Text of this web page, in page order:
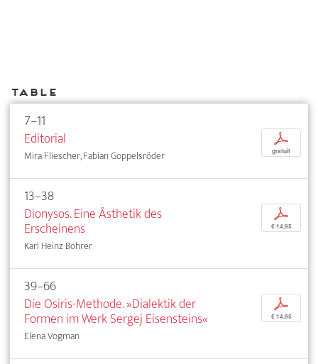
Table
7–11
Editorial
Mira Fliescher, Fabian Goppelsröder
p
gratuit
13–38
Dionysos. Eine Ästhetik des
Erscheinens
Karl Heinz Bohrer
p
€ 14,95
39–66
Die Osiris-Methode. »Dialektik der
Formen im Werk Sergej Eisensteins«
Elena Vogman
p
€ 14,95